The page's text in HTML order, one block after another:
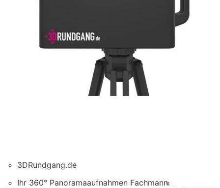
3DRundgang.de
Ihr 360° Panoramaaufnahmen Fachmann.